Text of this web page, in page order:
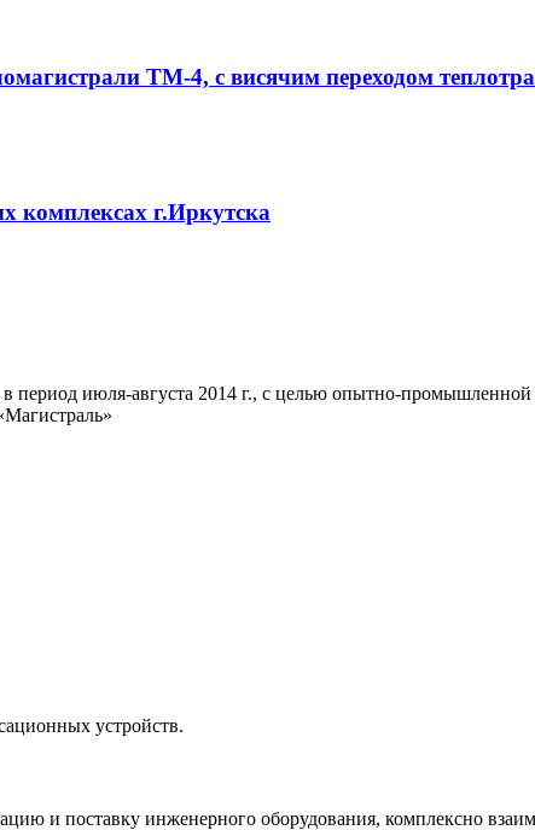
ТМ-4, с висячим переходом
комплексах г.Иркутска
июля-августа 2014 г., с целью опытно-
устройств.
и поставку инженерного оборудования, комплексно